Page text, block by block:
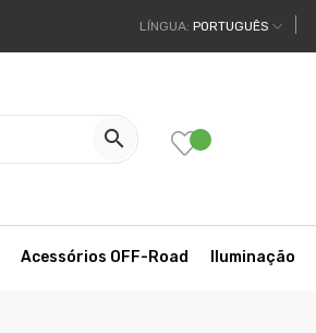
LÍNGUA: PORTUGUÊS

Acessórios OFF-Road Iluminação